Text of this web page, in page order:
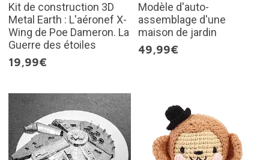
Kit de construction 3D
Metal Earth : L'aéronef X-
Wing de Poe Dameron. La
Guerre des étoiles
19,99€
Modèle d'auto-
assemblage d'une
maison de jardin
49,99€